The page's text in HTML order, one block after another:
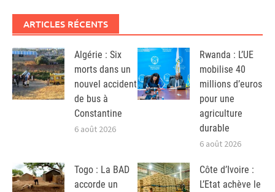
ARTICLES RÉCENTS
Algérie : Six
morts dans un
nouvel accident
de bus à
Constantine
6 août 2026
Rwanda : L’UE
mobilise 40
millions d’euros
pour une
agriculture
durable
6 août 2026
Togo : La BAD
accorde un
Côte d’Ivoire :
L’Etat achève le